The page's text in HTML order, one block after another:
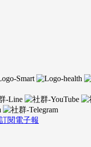
訂閱電子報